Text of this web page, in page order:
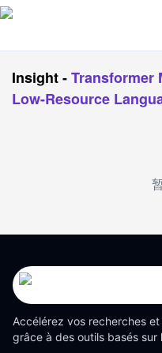
Insight-Transformer
Low-Resource
Accélérez vos recherches
grâce à des outils basés sur